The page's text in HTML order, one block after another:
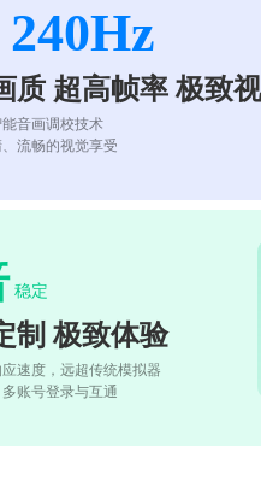
质 超高帧率 极致
音画调校技术
流畅的视觉享受
稳定
制 极致体验
速度，远超传统模拟器
账号登录与互通